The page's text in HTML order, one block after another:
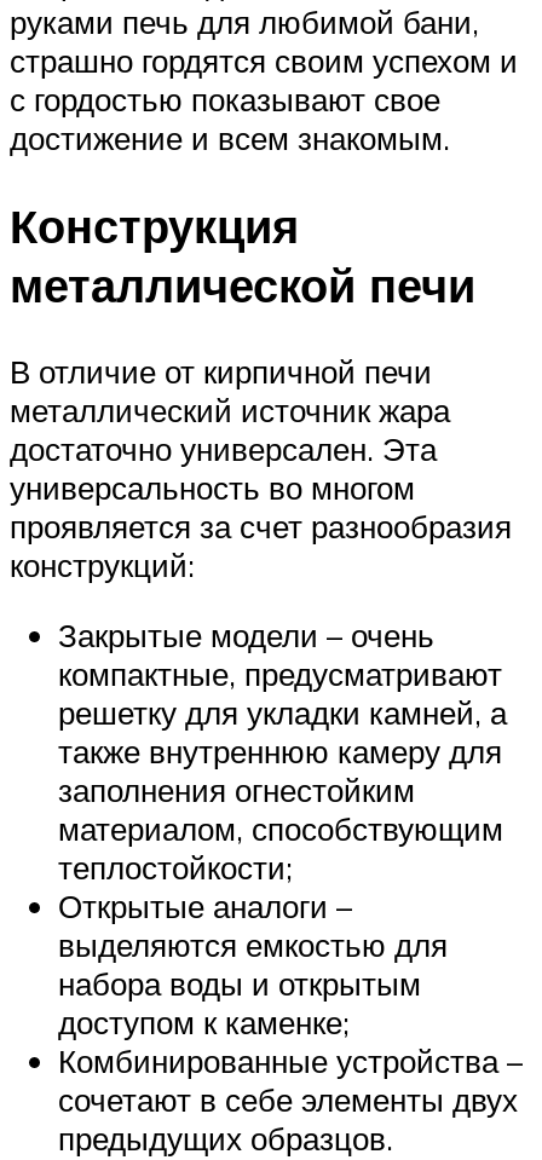
руками печь для любимой бани,
страшно гордятся своим успехом и
с гордостью показывают свое
достижение и всем знакомым.
Конструкция
металлической печи
В отличие от кирпичной печи
металлический источник жара
достаточно универсален. Эта
универсальность во многом
проявляется за счет разнообразия
конструкций:
Закрытые модели – очень
компактные, предусматривают
решетку для укладки камней, а
также внутреннюю камеру для
заполнения огнестойким
материалом, способствующим
теплостойкости;
Открытые аналоги –
выделяются емкостью для
набора воды и открытым
доступом к каменке;
Комбинированные устройства –
сочетают в себе элементы двух
предыдущих образцов.